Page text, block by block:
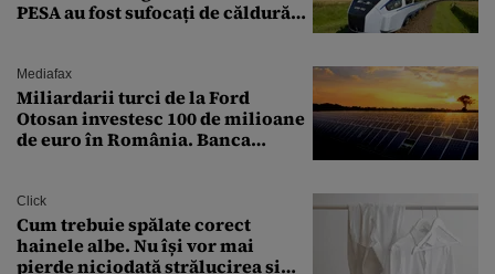
PESA au fost sufocați de căldură
Mediafax
Miliardarii turci de la Ford
Otosan investesc 100 de milioane
de euro în România. Banca
Click
Cum trebuie spălate corect
hainele albe. Nu își vor mai
pierde niciodată strălucirea și